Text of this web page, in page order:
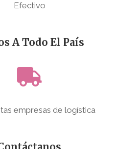
Efectivo
A Todo El País
empresas de logística